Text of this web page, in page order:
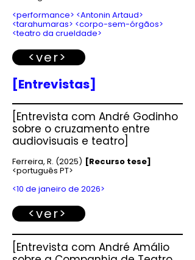
<performance> <Antonin Artaud>
<tarahumaras> <corpo-sem-órgãos>
<teatro da crueldade>
<ver>
[Entrevistas]
Entrevista com André Godinho
sobre o cruzamento entre
audiovisuais e teatro]
Ferreira, R. (2025) [Recurso tese]
<português PT>
<10 de janeiro de 2026>
<ver>
Entrevista com André Amálio